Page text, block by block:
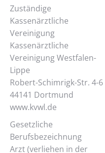
Zuständige
Kassenärztliche
Vereinigung
Kassenärztliche
Vereinigung Westfalen-
Lippe
Robert-Schimrigk-Str. 4-6
44141 Dortmund
www.kvwl.de
Gesetzliche
Berufsbezeichnung
Arzt (verliehen in der